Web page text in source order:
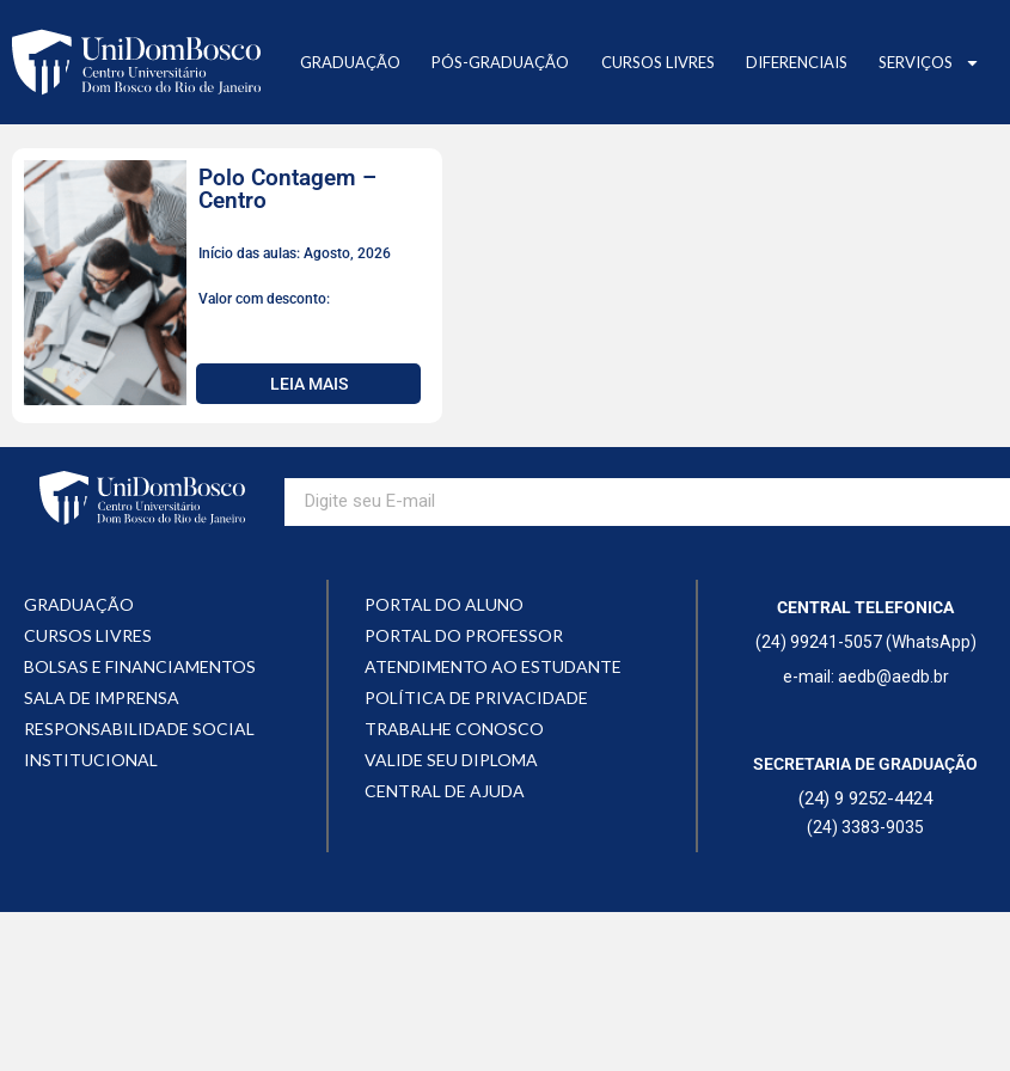
GRADUAÇÃO PÓS-GRADUAÇÃO CURSOS LIVRES DIFERENCIAIS SERVIÇOS
Polo Contagem –
Centro
Início das aulas: Agosto, 2026
Valor com desconto:
LEIA MAIS
GRADUAÇÃO
CURSOS LIVRES
BOLSAS E FINANCIAMENTOS
SALA DE IMPRENSA
RESPONSABILIDADE SOCIAL
INSTITUCIONAL
PORTAL DO ALUNO
PORTAL DO PROFESSOR
ATENDIMENTO AO ESTUDANTE
POLÍTICA DE PRIVACIDADE
TRABALHE CONOSCO
VALIDE SEU DIPLOMA
CENTRAL DE AJUDA
CENTRAL TELEFONICA
(24) 99241-5057 (WhatsApp)
e-mail: aedb@aedb.br
SECRETARIA DE GRADUAÇÃO
(24) 9 9252-4424
(24) 3383-9035